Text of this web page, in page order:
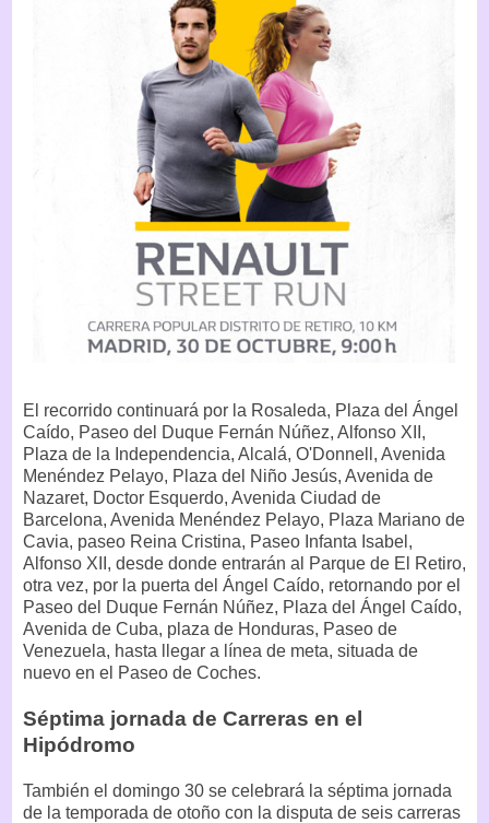
El recorrido continuará por la Rosaleda, Plaza del Ángel
Caído, Paseo del Duque Fernán Núñez, Alfonso XII,
Plaza de la Independencia, Alcalá, O'Donnell, Avenida
Menéndez Pelayo, Plaza del Niño Jesús, Avenida de
Nazaret, Doctor Esquerdo, Avenida Ciudad de
Barcelona, Avenida Menéndez Pelayo, Plaza Mariano de
Cavia, paseo Reina Cristina, Paseo Infanta Isabel,
Alfonso XII, desde donde entrarán al Parque de El Retiro,
otra vez, por la puerta del Ángel Caído, retornando por el
Paseo del Duque Fernán Núñez, Plaza del Ángel Caído,
Avenida de Cuba, plaza de Honduras, Paseo de
Venezuela, hasta llegar a línea de meta, situada de
nuevo en el Paseo de Coches.
Séptima jornada de Carreras en el
Hipódromo
También el domingo 30 se celebrará la séptima jornada
de la temporada de otoño con la disputa de seis carreras